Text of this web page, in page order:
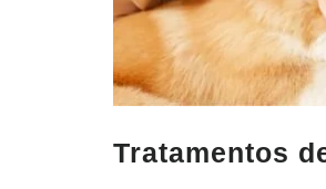
Tratamentos